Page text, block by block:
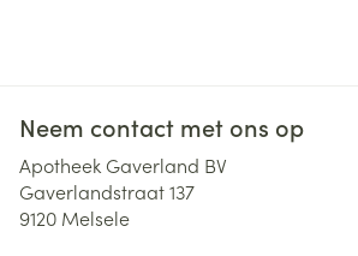
Neem contact met ons op
Apotheek Gaverland BV
Gaverlandstraat 137
9120 Melsele